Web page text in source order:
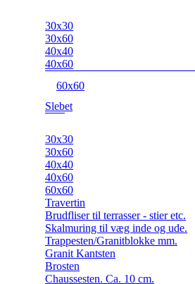
30x30
30x60
40x40
40x60
60x60
Slebet
30x30
30x60
40x40
40x60
60x60
Travertin
Brudfliser til terrasser - stier etc.
Skalmuring til væg inde og ude.
Trappesten/Granitblokke mm.
Granit Kantsten
Brosten
Chaussesten. Ca. 10 cm.